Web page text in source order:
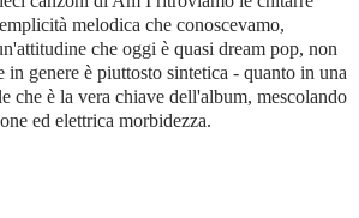
melodica che conoscevamo,
che oggi è quasi dream pop, non
in genere è piuttosto sintetica - quanto in una
che è la vera chiave dell'album, mescolando
ed elettrica morbidezza.